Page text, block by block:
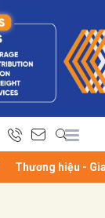
Thương hiệu -